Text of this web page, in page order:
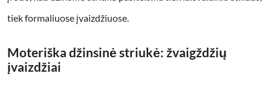
tiek formaliuose įvaizdžiuose.
Moteriška džinsinė striukė: žvaigždžių
įvaizdžiai